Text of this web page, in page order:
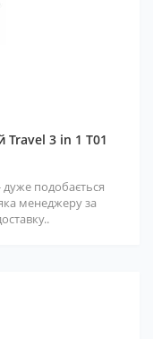
Travel 3 in 1 T01
дуже подобається
менеджеру за